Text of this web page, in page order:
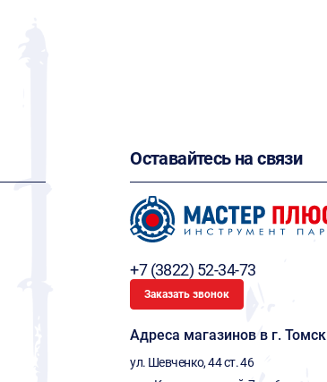
Оставайтесь на связи
+7 (3822) 52-34-73
Заказать звонок
Адреса магазинов в г. Томск
ул. Шевченко, 44 ст. 46